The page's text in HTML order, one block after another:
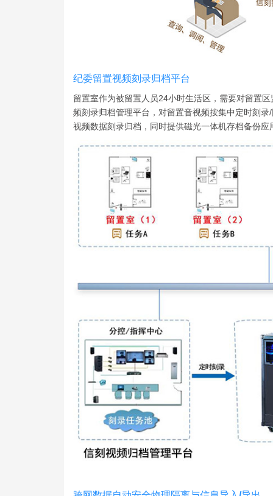
纪委留置视频刻录归档平台
留置室作为被留置人员24小时生活区，需要对留置
频刻录归档管理平台，对留置音视频按集中定时刻
视频数据刻录归档，同时提供磁光一体机存档备份